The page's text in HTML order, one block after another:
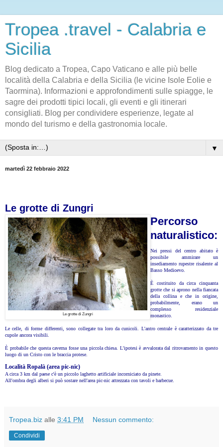
Tropea .travel - Calabria e
Sicilia
Blog dedicato a Tropea, Capo Vaticano e alle più belle
località della Calabria e della Sicilia (le vicine Isole Eolie e
Taormina). Informazioni e approfondimenti sulle spiagge, le
sagre dei prodotti tipici locali, gli eventi e gli itinerari
consigliati. Blog per condividere esperienze, legate al
mondo del turismo e della gastronomia locale.
▼
martedì 22 febbraio 2022
Le grotte di Zungri
Le grotte di Zungri
Percorso
naturalistico:
Nei pressi del centro abitato è
possibile ammirare un
insediamento rupestre risalente al
Basso Medioevo.
È costituito da circa cinquanta
grotte che si aprono nella fiancata
della collina e che in origine,
probabilmente, erano un
complesso residenziale
monastico.
Le celle, di forme differenti, sono collegate tra loro da cunicoli. L'antro centrale è caratterizzato da tre
cupole ancora visibili.
È probabile che questa caverna fosse una piccola chiesa. L'ipotesi è avvalorata dal ritrovamento in questo
luogo di un Cristo con le braccia protese.
Località Ropalà (area pic-nic)
A circa 3 km dal paese c'è un piccolo laghetto artificiale incorniciato da pinete.
All'ombra degli alberi si può sostare nell'area pic-nic attrezzata con tavoli e barbecue.
Tropea.biz alle 3:41 PM Nessun commento:
Condividi